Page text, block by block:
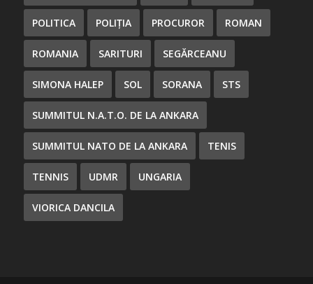
POLITICA POLIȚIA PROCUROR ROMAN
ROMANIA SARITURI SEGĂRCEANU
SIMONA HALEP SOL SORANA STS
SUMMITUL N.A.T.O. DE LA ANKARA
SUMMITUL NATO DE LA ANKARA TENIS
TENNIS UDMR UNGARIA
VIORICA DANCILA